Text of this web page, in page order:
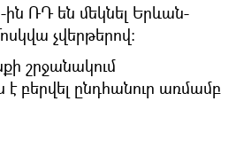
ՌԴ են մեկնել Երևան-
չվերթերով։
շրջանակում
է բերվել ընդհանուր առմամբ